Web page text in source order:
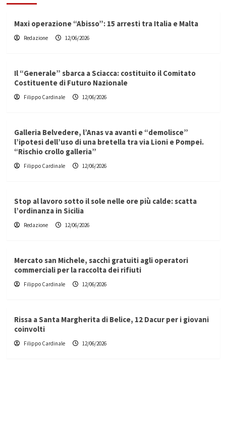
Maxi operazione “Abisso”: 15 arresti tra Italia e Malta
Redazione 12/06/2026
Il “Generale” sbarca a Sciacca: costituito il Comitato
Costituente di Futuro Nazionale
Filippo Cardinale 12/06/2026
Galleria Belvedere, l’Anas va avanti e “demolisce”
l’ipotesi dell’uso di una bretella tra via Lioni e Pompei.
“Rischio crollo galleria”
Filippo Cardinale 12/06/2026
Stop al lavoro sotto il sole nelle ore più calde: scatta
l’ordinanza in Sicilia
Redazione 12/06/2026
Mercato san Michele, sacchi gratuiti agli operatori
commerciali per la raccolta dei rifiuti
Filippo Cardinale 12/06/2026
Rissa a Santa Margherita di Belice, 12 Dacur per i giovani
coinvolti
Filippo Cardinale 12/06/2026